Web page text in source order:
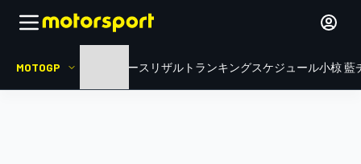
MOTOGP ニュース リザルト ランキングスケジュール小椋 藍